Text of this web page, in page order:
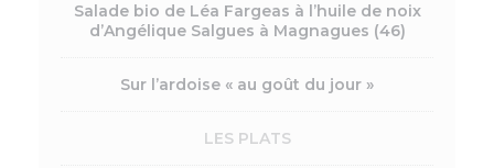
Salade bio de Léa Fargeas à l’huile de noix
d’Angélique Salgues à Magnagues (46)
Sur l’ardoise « au goût du jour »
LES PLATS